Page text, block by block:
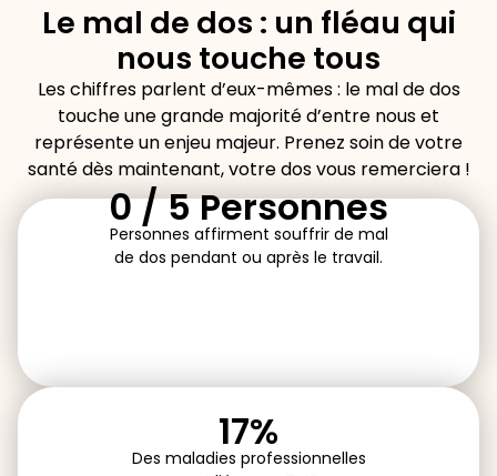
Le mal de dos : un fléau qui
nous touche tous​
Les chiffres parlent d’eux-mêmes : le mal de dos
touche une grande majorité d’entre nous et
représente un enjeu majeur. Prenez soin de votre
santé dès maintenant, votre dos vous remerciera !
2 /5 Personnes
Personnes affirment souffrir de mal
de dos pendant ou après le travail.
62%
Des maladies professionnelles